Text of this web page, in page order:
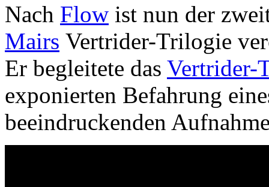
Nach Flow ist nun der
Mairs Vertrider-Trilogie
Er begleitete das Vertrider-
exponierten Befahrung
beeindruckenden